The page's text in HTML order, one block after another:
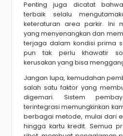
Penting juga dicatat
terbaik selalu
keteraturan area parkir. Ini
yang menyenangkan dan
terjaga dalam kondisi prima
pun tak perlu khawatir
kerusakan yang bisa
Jangan lupa, kemudahan
salah satu faktor yang
digemari. Sistem
terintegrasi memungkinkan
berbagai metode, mulai dari
hingga kartu kredit. Semua